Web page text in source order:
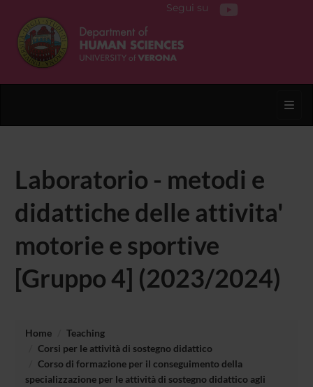
Segui su
Laboratorio - metodi e
didattiche delle attivita'
motorie e sportive
[Gruppo 4] (2023/2024)
Home
Teaching
Corsi per le attività di sostegno didattico
Corso di formazione per il conseguimento della
specializzazione per le attività di sostegno didattico agli